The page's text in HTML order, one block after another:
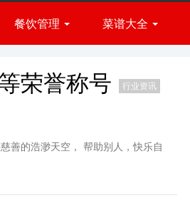
餐饮管理
品牌管理
菜谱大全
荣誉称号 行业资讯
善的浩渺天空， 帮助别人，快乐自